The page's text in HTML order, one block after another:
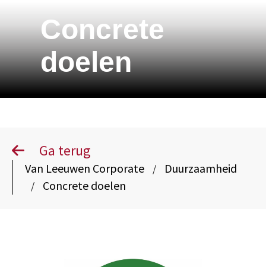
Concrete
doelen
Ga terug
Van Leeuwen Corporate / Duurzaamheid
/ Concrete doelen